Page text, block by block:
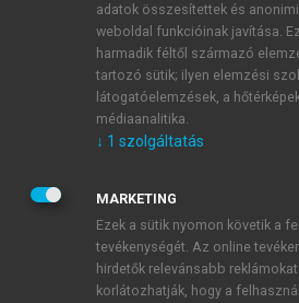
E-MAIL-CÍM
JELSZÓ
JELSZÓ ÚJRA
adatok összesítettek és
weboldal funkcióinak javítása.
harmadik féltől származó
tartozó sütik; ilyen elemzési
látogatóelemzések, a
médiaanalitika.
↓ 1 szolgáltatás
MARKETING
Ezek a sütik nyomon követik a
tevékenységét. Az online
hirdetők relevánsabb
korlátozhatják, hogy a